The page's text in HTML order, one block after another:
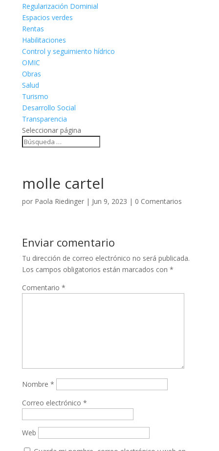
Regularización Dominial
Espacios verdes
Rentas
Habilitaciones
Control y seguimiento hídrico
OMIC
Obras
Salud
Turismo
Desarrollo Social
Transparencia
Seleccionar página
molle cartel
por Paola Riedinger| Jun 9, 2023 | 0 Comentarios
Enviar comentario
Tu dirección de correo electrónico no será publicada.
Los campos obligatorios están marcados con *
Comentario *
Nombre *
Correo electrónico *
Web